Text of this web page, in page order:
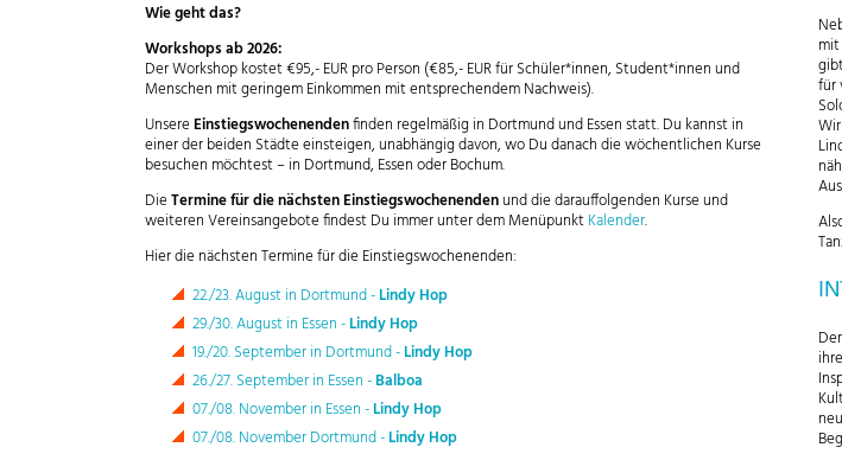
Wie geht das?
Workshops ab 2026:
Der Workshop kostet €95,- EUR pro Person (€85,- EUR für Schüler*innen, Student*innen und
Menschen mit geringem Einkommen mit entsprechendem Nachweis).
UnsereEinstiegswochenendenfinden regelmäßig in Dortmund und Essen statt. Du kannst in
einer der beiden Städte einsteigen, unabhängig davon, wo Du danach die wöchentlichen Kurse
besuchen möchtest – in Dortmund, Essen oder Bochum.
DieTermine für die nächsten Einstiegswochenendenund die darauffolgenden Kurse und
weiteren Vereinsangebote findest Du immer unter dem MenüpunktKalender.
Hier die nächsten Termine für die Einstiegswochenenden:
22./23. August in Dortmund -Lindy Hop
29./30. August in Essen -Lindy Hop
19./20. September in Dortmund -Lindy Hop
26./27. September in Essen -Balboa
07./08. November in Essen -Lindy Hop
07./08. November Dortmund -Lindy Hop
für